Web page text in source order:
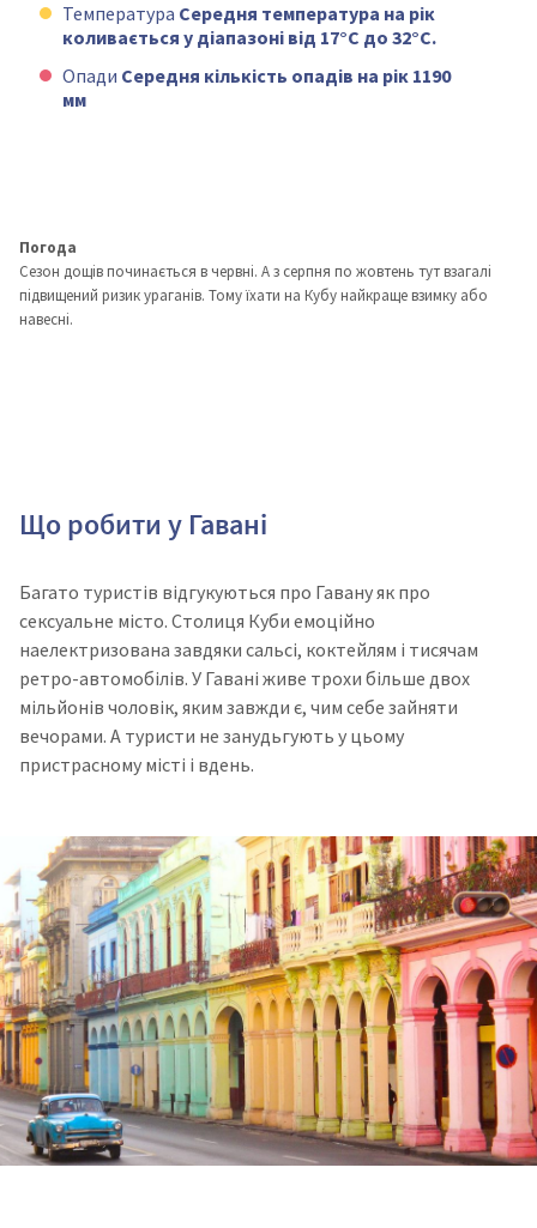
Температура Середня температура на рік
коливається у діапазоні від 17°C до 32°C.
Опади Середня кількість опадів на рік 1190
мм
Погода
Сезон дощів починається в червні. А з серпня по жовтень тут взагалі
підвищений ризик ураганів. Тому їхати на Кубу найкраще взимку або
навесні.
Що робити у Гавані
Багато туристів відгукуються про Гавану як про
сексуальне місто. Столиця Куби емоційно
наелектризована завдяки сальсі, коктейлям і тисячам
ретро-автомобілів. У Гавані живе трохи більше двох
мільйонів чоловік, яким завжди є, чим себе зайняти
вечорами. А туристи не занудьгують у цьому
пристрасному місті і вдень.